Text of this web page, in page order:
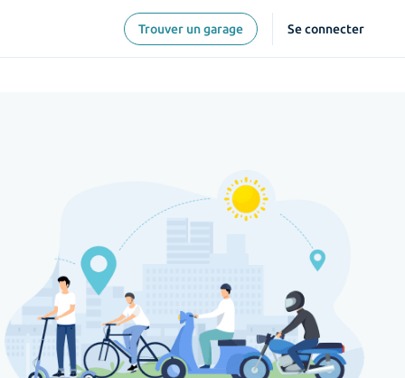
Trouver un garage Se connecter